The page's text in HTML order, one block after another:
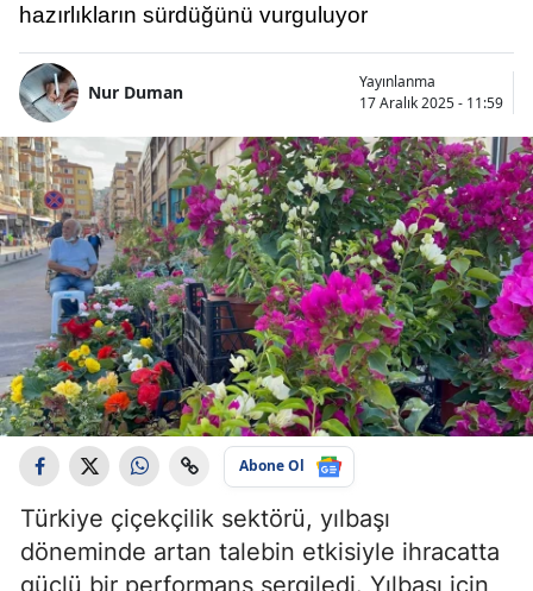
hazırlıkların sürdüğünü vurguluyor
Nur Duman
Yayınlanma
17 Aralık 2025 - 11:59
Abone Ol
Türkiye çiçekçilik sektörü, yılbaşı
döneminde artan talebin etkisiyle ihracatta
güçlü bir performans sergiledi. Yılbaşı için